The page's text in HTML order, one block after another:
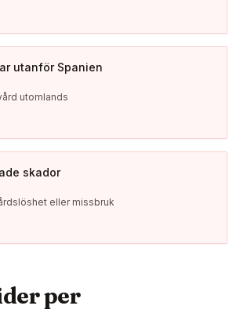
utanför Spanien
utomlands
skador
eller missbruk
per